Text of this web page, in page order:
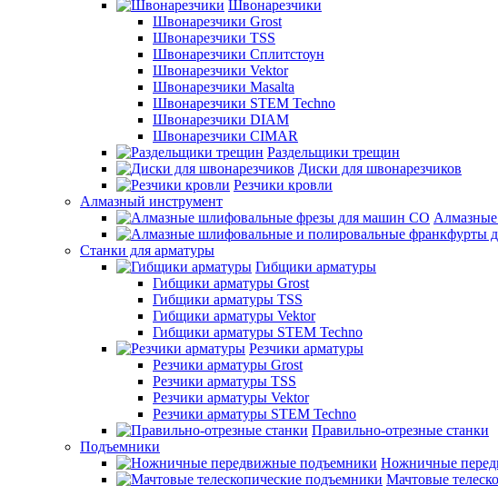
Швонарезчики
Швонарезчики Grost
Швонарезчики TSS
Швонарезчики Сплитстоун
Швонарезчики Vektor
Швонарезчики Masalta
Швонарезчики STEM Techno
Швонарезчики DIAM
Швонарезчики CIMAR
Раздельщики трещин
Диски для швонарезчиков
Резчики кровли
Алмазный инструмент
Станки для арматуры
Гибщики арматуры
Гибщики арматуры Grost
Гибщики арматуры TSS
Гибщики арматуры Vektor
Гибщики арматуры STEM Techno
Резчики арматуры
Резчики арматуры Grost
Резчики арматуры TSS
Резчики арматуры Vektor
Резчики арматуры STEM Techno
Правильно-отрезные станки
Подъемники
Ножничные
Мачтовые